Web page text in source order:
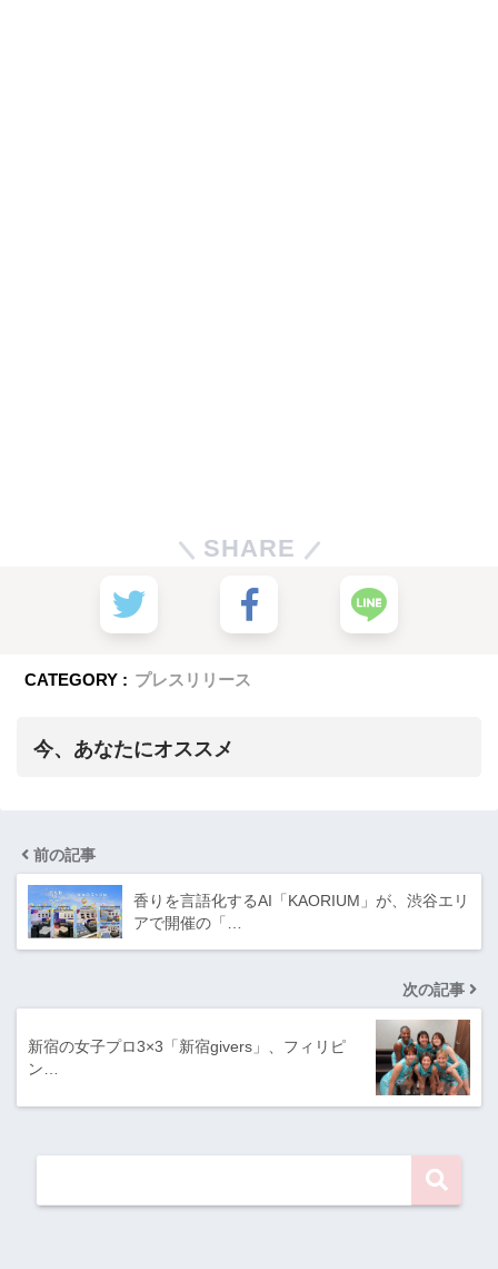
SHARE
CATEGORY : プレスリリース
今、あなたにオススメ
前の記事
香りを言語化するAI「KAORIUM」が、渋谷エリ
アで開催の「…
次の記事
新宿の女子プロ3×3「新宿givers」、フィリピ
ン…